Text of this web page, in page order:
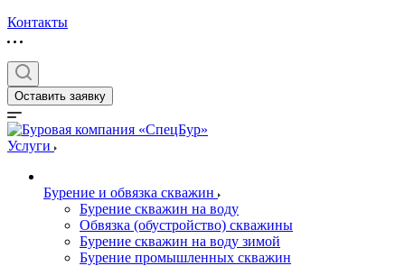
Контакты
Оставить заявку
Услуги
Бурение и обвязка скважин
Бурение скважин на воду
Обвязка (обустройство) скважины
Бурение скважин на воду зимой
Бурение промышленных скважин